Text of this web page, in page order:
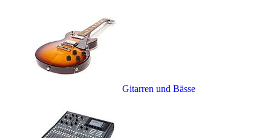
Gitarren und Bässe